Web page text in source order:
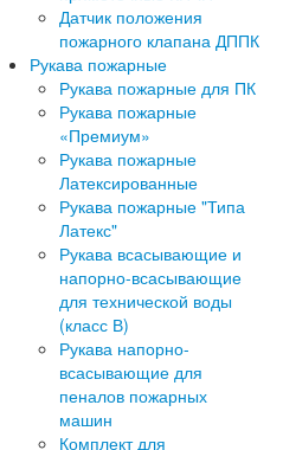
Датчик положения
пожарного клапана ДППК
Рукава пожарные
Рукава пожарные для ПК
Рукава пожарные
«Премиум»
Рукава пожарные
Латексированные
Рукава пожарные "Типа
Латекс"
Рукава всасывающие и
напорно-всасывающие
для технической воды
(класс В)
Рукава напорно-
всасывающие для
пеналов пожарных
машин
Комплект для